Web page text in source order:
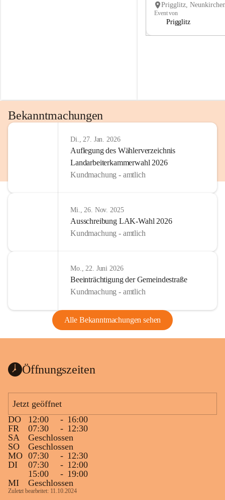
Event von
Prigglitz
Bekanntmachungen
Di., 27. Jan. 2026
Auflegung des Wählerverzeichnis
Landarbeiterkammerwahl 2026
Kundmachung - amtlich
Mi., 26. Nov. 2025
Ausschreibung LAK-Wahl 2026
Kundmachung - amtlich
Mo., 22. Juni 2026
Beeinträchtigung der Gemeindestraße
Kundmachung - amtlich
Alle Bekanntmachungen sehen
Öffnungszeiten
Jetzt geöffnet
DO
12:00 - 16:00
FR
07:30 - 12:30
SA
Geschlossen
SO
Geschlossen
MO 07:30 - 12:30
DI
07:30 - 12:00
15:00
- 19:00
MI
Geschlossen
Zuletzt bearbeitet: 11.10.2024